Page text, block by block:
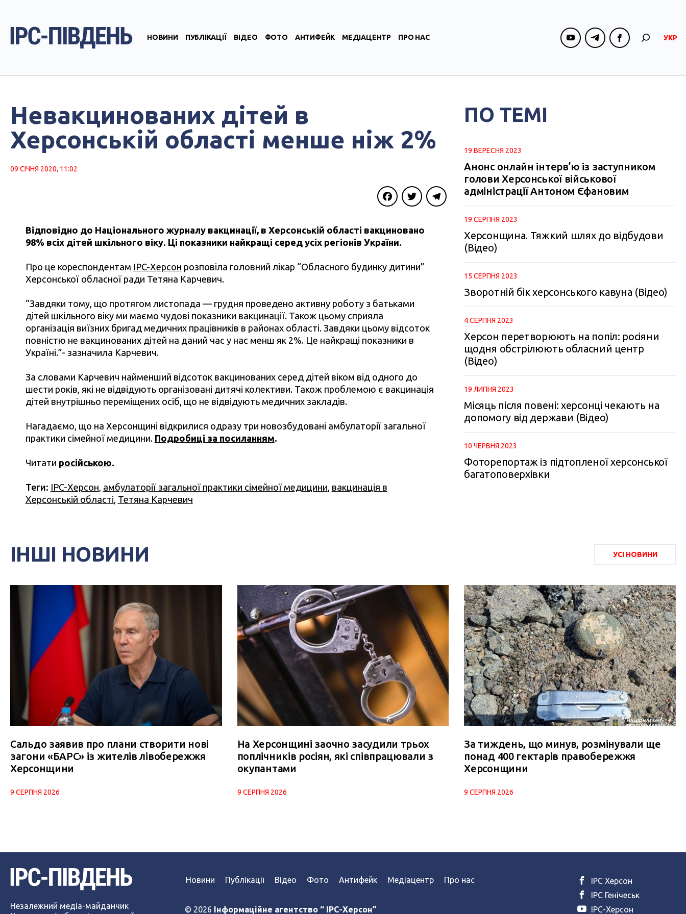
НОВИНИ ПУБЛІКАЦІЇ ВІДЕО ФОТО АНТИФЕЙК МЕДІАЦЕНТР ПРО НАС УКР
Невакцинованих дітей в
Херсонській області менше ніж 2%
09 СІЧНЯ 2020, 11:02
Відповідно до Національного журналу вакцинації, в Херсонській області вакциновано
98% всіх дітей шкільного віку. Ці показники найкращі серед усіх регіонів України.
Про це кореспондентам IPC-Херсон розповіла головний лікар “Обласного будинку дитини”
Херсонської обласної ради Тетяна Карчевич.
“Завдяки тому, що протягом листопада — грудня проведено активну роботу з батьками
дітей шкільного віку ми маємо чудові показники вакцинації. Також цьому сприяла
організація виїзних бригад медичних працівників в районах області. Завдяки цьому відсоток
повністю не вакцинованих дітей на даний час у нас менш як 2%. Це найкращі показники в
Україні.”- зазначила Карчевич.
За словами Карчевич найменший відсоток вакцинованих серед дітей віком від одного до
шести років, які не відвідують організовані дитячі колективи. Також проблемою є вакцинація
дітей внутрішньо переміщених осіб, що не відвідують медичних закладів.
Нагадаємо, що на Херсонщині відкрилися одразу три новозбудовані амбулаторії загальної
практики сімейної медицини. Подробиці за посиланням.
Читати російською.
Теги: IPC-Херсон, амбулаторії загальної практики сімейної медицини, вакцинація в
Херсонській області, Тетяна Карчевич
ПО ТЕМІ
19 ВЕРЕСНЯ 2023
Анонс онлайн інтерв’ю із заступником
голови Херсонської військової
адміністрації Антоном Єфановим
19 СЕРПНЯ 2023
Херсонщина. Тяжкий шлях до відбудови
(Відео)
15 СЕРПНЯ 2023
Зворотній бік херсонського кавуна (Відео)
4 СЕРПНЯ 2023
Херсон перетворюють на попіл: росіяни
щодня обстрілюють обласний центр
(Відео)
19 ЛИПНЯ 2023
Місяць після повені: херсонці чекають на
допомогу від держави (Відео)
10 ЧЕРВНЯ 2023
Фоторепортаж із підтопленої херсонської
багатоповерхівки
ІНШІ НОВИНИ УСІ НОВИНИ
Сальдо заявив про плани створити нові
загони «БАРС» із жителів лівобережжя
Херсонщини
9 СЕРПНЯ 2026
На Херсонщині заочно засудили трьох
поплічників росіян, які співпрацювали з
окупантами
9 СЕРПНЯ 2026
За тиждень, що минув, розмінували ще
понад 400 гектарів правобережжя
Херсонщини
9 СЕРПНЯ 2026
Незалежний медіа-майданчик
Новини Публікації Відео Фото Антифейк Медіацентр Про нас
© 2026 Інформаційне агентство “ IPC-Херсон”
ІРС Херсон
ІРС Генічеськ
ІРС-Херсон